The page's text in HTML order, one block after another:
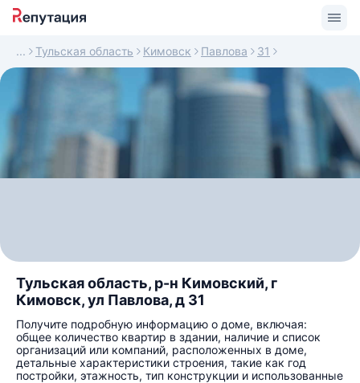
Тульская область Кимовск Павлова 31
Тульская область, р-н Кимовский, г
Кимовск, ул Павлова, д 31
Получите подробную информацию о доме, включая:
общее количество квартир в здании, наличие и список
организаций или компаний, расположенных в доме,
детальные характеристики строения, такие как год
постройки, этажность, тип конструкции и использованные